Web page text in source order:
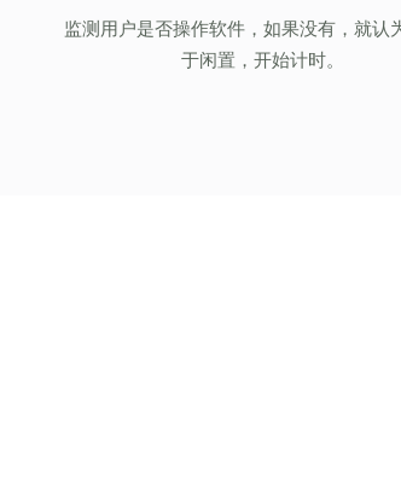
监测用户是否操作软件，如果没有，就认
于闲置，开始计时。